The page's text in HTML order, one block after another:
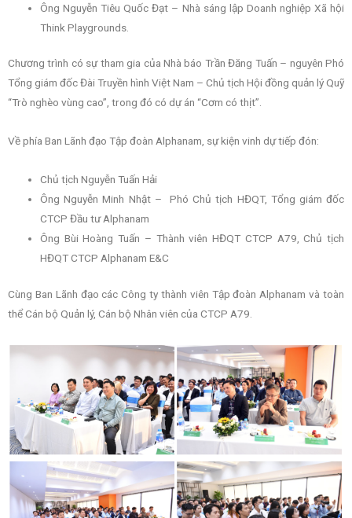
Ông Nguyễn Tiêu Quốc Đạt – Nhà sáng lập Doanh nghiệp Xã hội
Think Playgrounds.
Chương trình có sự tham gia của Nhà báo Trần Đăng Tuấn – nguyên Phó
Tổng giám đốc Đài Truyền hình Việt Nam – Chủ tịch Hội đồng quản lý Quỹ
“Trò nghèo vùng cao”, trong đó có dự án “Cơm có thịt”.
Về phía Ban Lãnh đạo Tập đoàn Alphanam, sự kiện vinh dự tiếp đón:
Chủ tịch Nguyễn Tuấn Hải
Ông Nguyễn Minh Nhật – Phó Chủ tịch HĐQT, Tổng giám đốc
CTCP Đầu tư Alphanam
Ông Bùi Hoàng Tuấn – Thành viên HĐQT CTCP A79, Chủ tịch
HĐQT CTCP Alphanam E&C
Cùng Ban Lãnh đạo các Công ty thành viên Tập đoàn Alphanam và toàn
thể Cán bộ Quản lý, Cán bộ Nhân viên của CTCP A79.